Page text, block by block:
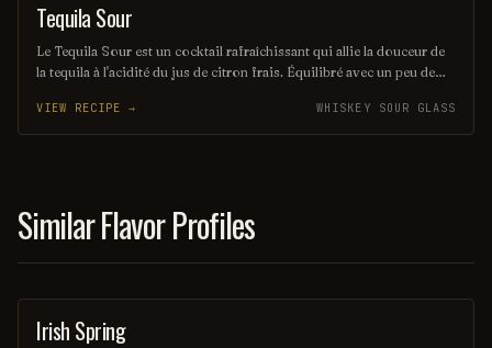
ORDINARY DRINK
Tequila Sour
Le Tequila Sour est un cocktail rafraîchissant qui allie la douceur de
la tequila à l'acidité du jus de citron frais. Équilibré avec un peu de
veloutée, il offre une expérience gustative à la fois vive et onctueuse.
Parfait pour les amateurs de cocktails qui recherchent une touche
VIEW RECIPE → WHISKEY SOUR GLASS
Similar Flavor Profiles
ORDINARY DRINK
Irish Spring